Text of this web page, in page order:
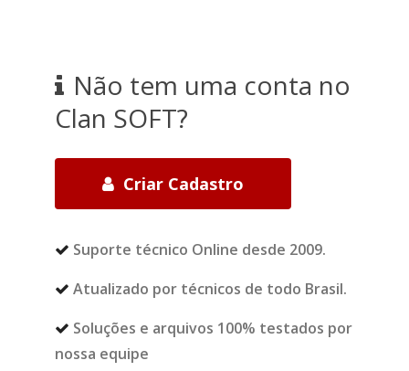
Não tem uma conta no
Clan SOFT?
Criar Cadastro
Suporte técnico Online desde 2009.
Atualizado por técnicos de todo Brasil.
Soluções e arquivos 100% testados por
nossa equipe